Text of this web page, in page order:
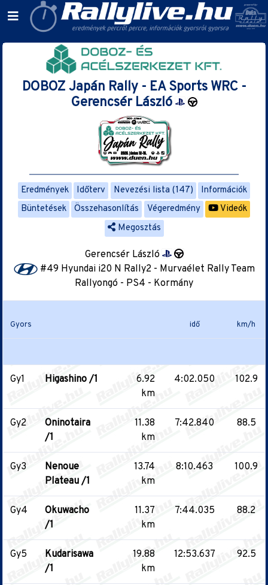
DOBOZ Japán Rally - EA Sports WRC -
Gerencsér László
Eredmények Időterv Nevezési lista (147)
Információk
Büntetések
Összehasonlítás Végeredmény
Videók
Megosztás
Gerencsér László
#49 Hyundai i20 N Rally2 - Murvaélet Rally Team
Rallyongó - PS4 - Kormány
Gyors idő km/h
Gy1 Higashino /1
6.92
km
4:02.050 102.9
Gy2
Oninotaira
/1
11.38
km
7:42.840 88.5
Gy3
Nenoue
Plateau /1
13.74
km
8:10.463 100.9
Gy4
Okuwacho
/1
11.37
km
7:44.035 88.2
Gy5
Kudarisawa
/1
19.88
km
12:53.637 92.5